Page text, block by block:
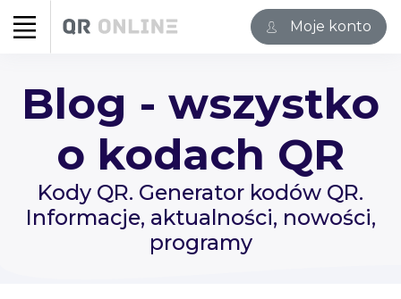
Moje konto
Blog - wszystko
o kodach QR
Kody QR. Generator kodów QR.
Informacje, aktualności, nowości,
programy